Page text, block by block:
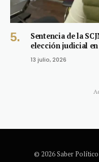
Sentencia de la
elección judicial
13 julio, 2026
© 2026 Saber